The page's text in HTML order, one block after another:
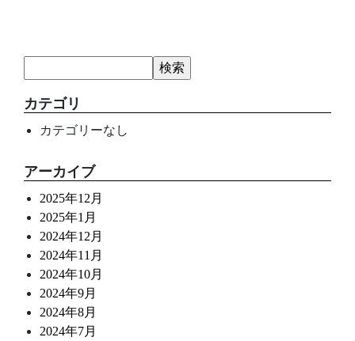
カテゴリ
カテゴリーなし
アーカイブ
2025年12月
2025年1月
2024年12月
2024年11月
2024年10月
2024年9月
2024年8月
2024年7月